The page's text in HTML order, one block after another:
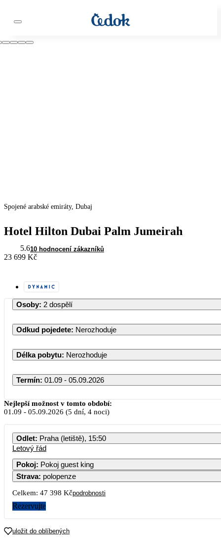
Spojené arabské emiráty, Dubaj
Hotel Hilton Dubai Palm Jumeirah
5.610 hodnocení zákazníků
23 699 Kč
Osoby: 2 dospělí
Odkud pojedete: Nerozhoduje
Délka pobytu: Nerozhoduje
Termín: 01.09 - 05.09.2026
Září 2026
PO ÚT ST ČT PÁ
23 699 21 439 28 379 28
Nejlepší možnost v tomto období:
01.09 - 05.09.2026 (5 dní, 4 noci)
Odlet: Praha (letiště), 15:50
Letový řád
Pokoj: Pokoj guest king
Strava: polopenze
Celkem: 47 398 Kčpodrobnosti
Rezervujte
uložit do oblíbených